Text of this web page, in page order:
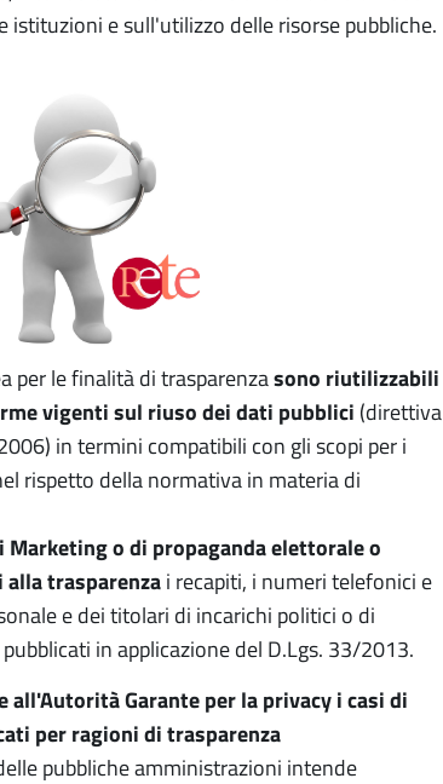
e sull'utilizzo delle risorse pubbliche.
per le finalità di trasparenzasono riutilizzabili
vigenti sul riuso dei dati pubblici (direttiva
in termini compatibili con gli scopi per i
rispetto della normativa in materia di
o di propaganda elettorale o
trasparenza i recapiti, i numeri telefonici e
e dei titolari di incarichi politici o di
in applicazione del D.Lgs. 33/2013.
all'Autorità Garante per la privacy i casi di
per ragioni di trasparenza
pubbliche amministrazioni intende